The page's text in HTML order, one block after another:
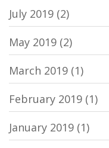
July 2019 (2)
May 2019 (2)
March 2019 (1)
February 2019 (1)
January 2019 (1)